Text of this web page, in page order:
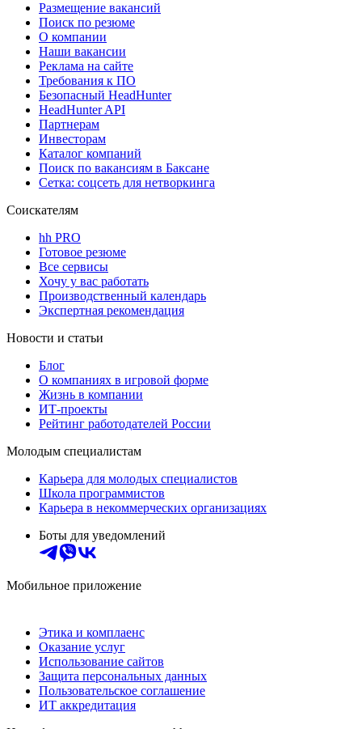
Размещение вакансий
Поиск по резюме
О компании
Наши вакансии
Реклама на сайте
Требования к ПО
Безопасный HeadHunter
HeadHunter API
Партнерам
Инвесторам
Каталог компаний
Поиск по вакансиям в Баксане
Сетка: соцсеть для нетворкинга
Соискателям
hh PRO
Готовое резюме
Все сервисы
Хочу у вас работать
Производственный календарь
Экспертная рекомендация
Новости и статьи
Блог
О компаниях в игровой форме
Жизнь в компании
ИТ-проекты
Рейтинг работодателей России
Молодым специалистам
Карьера для молодых специалистов
Школа программистов
Карьера в некоммерческих организациях
Боты для уведомлений
Мобильное приложение
Этика и комплаенс
Оказание услуг
Использование сайтов
Защита персональных данных
Пользовательское соглашение
ИТ аккредитация